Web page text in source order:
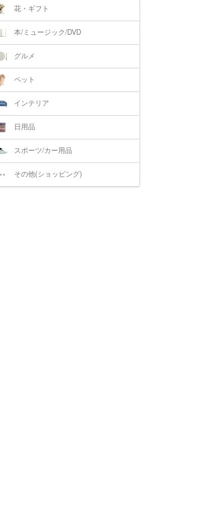
花・ギフト
本/ミュージック/DVD
グルメ
ペット
インテリア
日用品
スポーツ/カー用品
その他(ショッピング)